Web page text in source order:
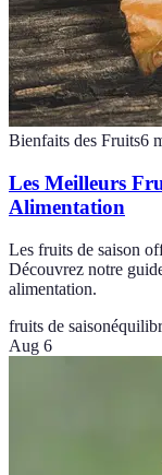
Bienfaits des Fruits6
Les Meilleurs
Alimentation
Les fruits de saison
Découvrez notre
alimentation.
fruits de saison
Aug 6